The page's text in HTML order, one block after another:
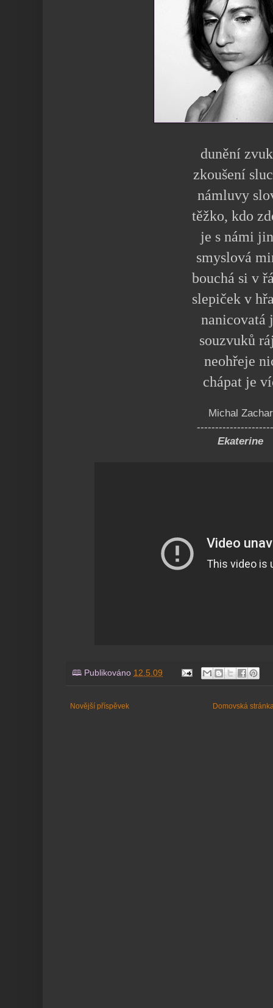
dunění
zkoušení
námluvy
těžko, kdo
je s námi
smyslová
bouchá si v
slepiček v
nanicovatá
souzvuků
neohřeje
chápat je
Michal Zachar
Ekaterine
🕮 Publikováno 12.5.09
Novější příspěvek Domovská